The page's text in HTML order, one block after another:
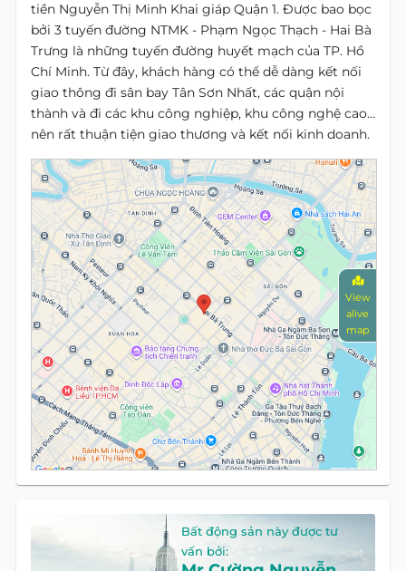
tiền Nguyễn Thị Minh Khai giáp Quận 1. Được bao bọc
bởi 3 tuyến đường NTMK - Phạm Ngọc Thạch - Hai Bà
Trưng là những tuyến đường huyết mạch của TP. Hồ
Chí Minh. Từ đây, khách hàng có thể dễ dàng kết nối
giao thông đi sân bay Tân Sơn Nhất, các quận nội
thành và đi các khu công nghiệp, khu công nghệ cao…
nên rất thuận tiện giao thương và kết nối kinh doanh.
View
alive
map
Bất động sản này được tư
vấn bởi: